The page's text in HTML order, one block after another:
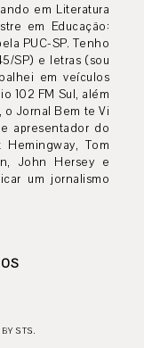
em Literatura
em Educação:
PUC-SP. Tenho
SP) e letras (sou
em veículos
102 FM Sul, além
o Jornal Bem te Vi
apresentador do
Tom
John Hersey e
um jornalismo
STS.